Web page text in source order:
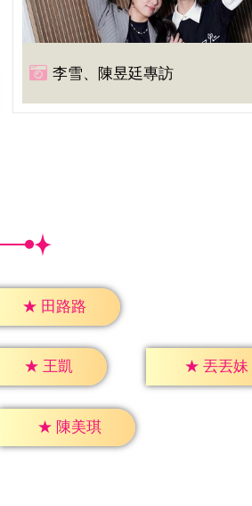
李雪、陳昱廷專訪
★ 田路路
★ 王凱 ★ 丟丟妹
★ 陳美琪